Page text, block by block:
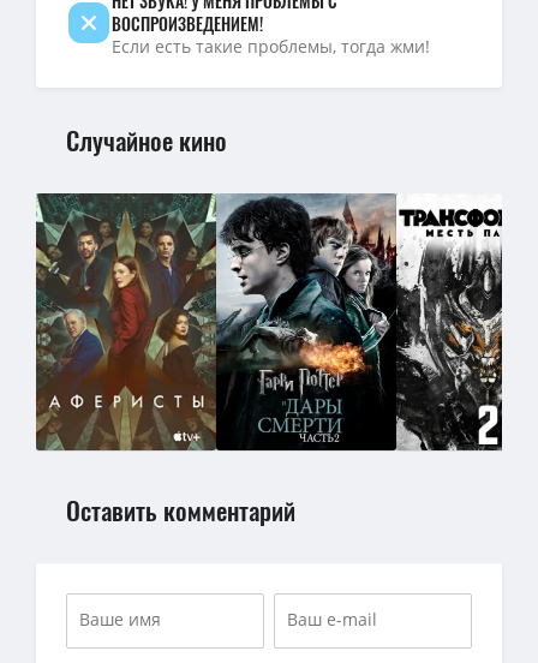
ВОСПРОИЗВЕДЕНИЕМ!
Если есть такие проблемы, тогда жми!
Случайное кино
Оставить комментарий